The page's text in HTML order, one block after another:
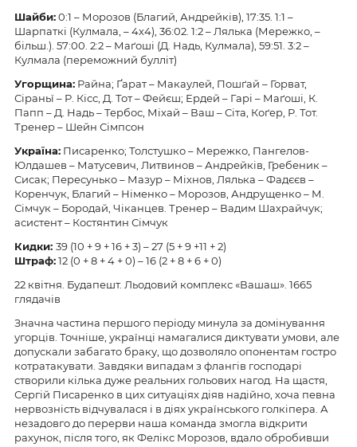
Шайби:0:1 – Морозов (Благий, Андрейків), 17:35. 1:1 –
Шарпаткі (Кулмала, – 4х4), 36:02. 1:2 – Лялька (Мережко, –
більш.). 57:00. 2:2 – Маґоші (Д. Надь, Кулмала), 59:51. 3:2 –
Кулмала (переможний булліт)
Угорщина: Райна; Ґарат – Макаулей, Пошґай – Горват,
Сіраньї – Р. Кісс, Д. Тот – Фейєш; Ердей – Гарі – Маґоші, К.
Папп – Д. Надь – Тербос, Міхай – Ваш – Сіта, Коґер, Р. Тот.
Тренер – Шейн Сімпсон
Україна: Писаренко; Толстушко – Мережко, Пангелов-
Юлдашев – Матусевич, Литвинов – Андрейків, Гребеник –
Сисак; Пересунько – Мазур – Міхнов, Лялька – Фадєєв –
Коренчук, Благий – Німенко – Морозов, Андрущенко – М.
Сімчук – Бородай, Чіканцев. Тренер – Вадим Шахрайчук;
асистент – Костянтин Сімчук
Кидки: 39 (10 + 9 + 16 + 3) – 27 (5 + 9 +11 + 2)
Штраф:12 (0 + 8 + 4 + 0) – 16 (2 + 8 + 6 + 0)
22 квітня. Будапешт. Льодовий комплекс «Вашаш». 1665
глядачів
Значна частина першого періоду минула за домінування
угорців. Точніше, українці намагалися диктувати умови, але
допускали забагато браку, що дозволяло опонентам гостро
котратакувати. Завдяки випадам з флангів господарі
створили кілька дуже реальних гольових нагод. На щастя,
Сергій Писаренко в цих ситуаціях діяв надійно, хоча певна
нервозність відчувалася і в діях українського голкіпера. А
незадовго до перерви наша команда змогла відкрити
рахунок, після того, як Фелікс Морозов, вдало обробивши